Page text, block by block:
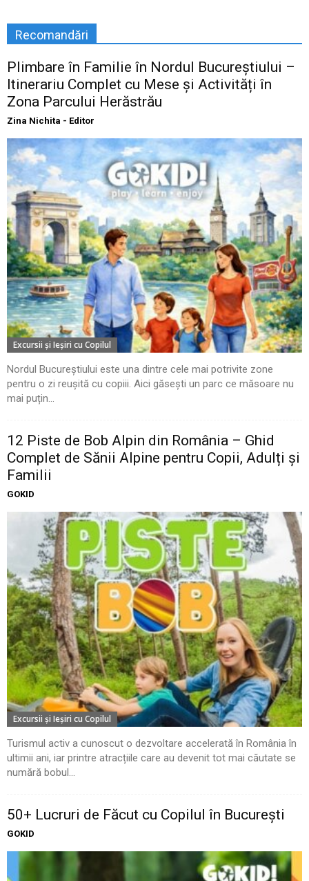
Recomandări
Plimbare în Familie în Nordul Bucureștiului –
Itinerariu Complet cu Mese și Activități în
Zona Parcului Herăstrău
Zina Nichita - Editor
Excursii şi Ieşiri cu Copilul
Nordul Bucureștiului este una dintre cele mai potrivite zone
pentru o zi reușită cu copiii. Aici găsești un parc ce măsoare nu
mai puțin...
12 Piste de Bob Alpin din România – Ghid
Complet de Sănii Alpine pentru Copii, Adulți și
Familii
GOKID
Excursii şi Ieşiri cu Copilul
Turismul activ a cunoscut o dezvoltare accelerată în România în
ultimii ani, iar printre atracțiile care au devenit tot mai căutate se
numără bobul...
50+ Lucruri de Făcut cu Copilul în București
GOKID